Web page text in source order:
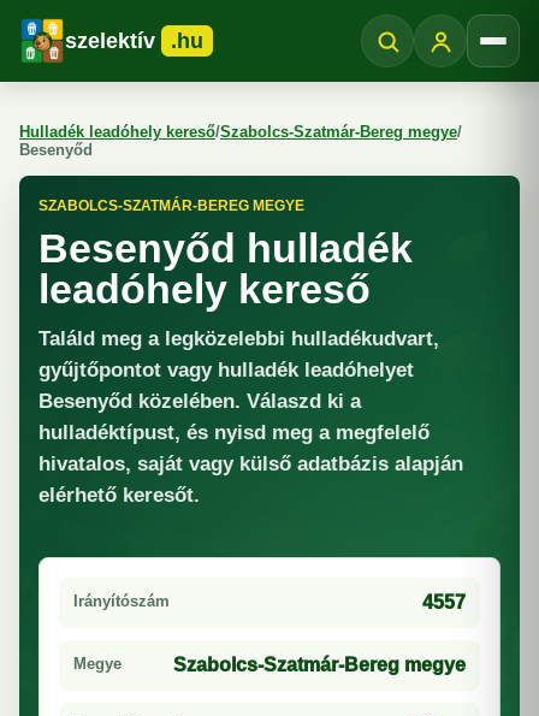
szelektív .hu
Hulladék leadóhely kereső/Szabolcs-Szatmár-Bereg megye/
Besenyőd
SZABOLCS-SZATMÁR-BEREG MEGYE
Besenyőd hulladék
leadóhely kereső
Találd meg a legközelebbi hulladékudvart,
gyűjtőpontot vagy hulladék leadóhelyet
Besenyőd közelében. Válaszd ki a
hulladéktípust, és nyisd meg a megfelelő
hivatalos, saját vagy külső adatbázis alapján
elérhető keresőt.
Irányítószám 4557
Megye Szabolcs-Szatmár-Bereg megye